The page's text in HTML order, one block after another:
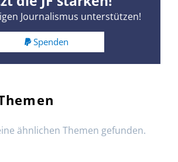
Journalismus unterstützen!
Spenden
ähnlichen Themen gefunden.